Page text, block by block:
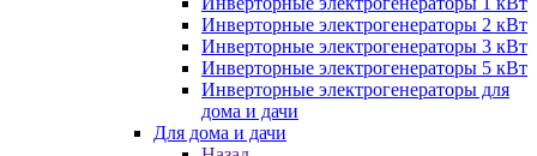
Инверторные электрогенераторы 2 кВт
Инверторные электрогенераторы 3 кВт
Инверторные электрогенераторы 5 кВт
Инверторные электрогенераторы для
дома и дачи
Для дома и дачи